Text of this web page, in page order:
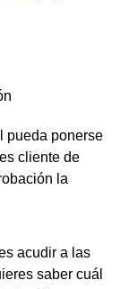
pueda ponerse
cliente de
la
acudir a las
saber cuál